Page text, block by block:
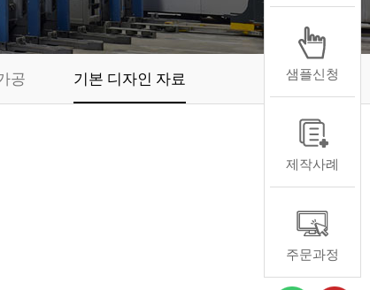
공 기본 디자인 자료 샘플신청
제작사례
주문과정